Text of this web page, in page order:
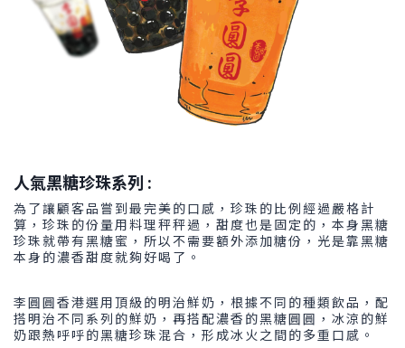
人氣黑糖珍珠系列 :
為了讓顧客品嘗到最完美的口感，珍珠的比例經過嚴格計
算，珍珠的份量用料理秤秤過，甜度也是固定的，本身黑糖
珍珠就帶有黑糖蜜，所以不需要額外添加糖份，光是靠黑糖
本身的濃香甜度就夠好喝了。
李圓圓香港選用頂級的明治鮮奶，根據不同的種類飲品，配
搭明治不同系列的鮮奶，再搭配濃香的黑糖圓圓，冰涼的鮮
奶跟熱呼呼的黑糖珍珠混合，形成冰火之間的多重口感。